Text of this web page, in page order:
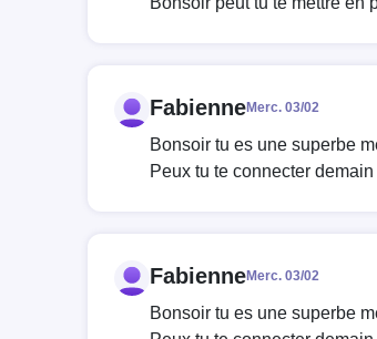
FabienneMerc. 03/02
Bonsoir tu es une superbe
Peux tu te connecter
FabienneMerc. 03/02
Bonsoir tu es une superbe